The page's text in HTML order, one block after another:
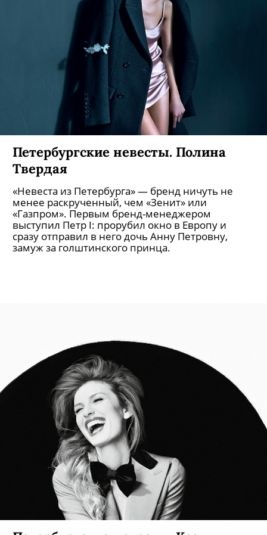
Петербургские невесты. Оксана
Скорик
«Невеста из Петербурга» — бренд ничуть не
менее раскрученный, чем «Зенит» или
«Газпром». Первым бренд-менеджером
выступил Петр I: прорубил окно в Европу и
сразу отправил в него дочь Анну Петровну,
замуж за голштинского принца.
Петербургские невесты. Полина
Твердая